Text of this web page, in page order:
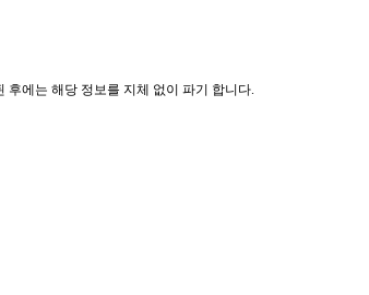
후에는 해당 정보를 지체 없이 파기 합니다